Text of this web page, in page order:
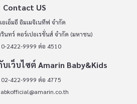
Contact US
อเอ็มอี อิมเมจิเนทีฟ จำกัด
นทร์ คอร์เปอเรชั่นส์ จำกัด (มหาชน)
0-2422-9999 ต่อ 4510
เว็บไซต์ Amarin Baby&Kids
02-422-9999 ต่อ 4775
abkofficial@amarin.co.th